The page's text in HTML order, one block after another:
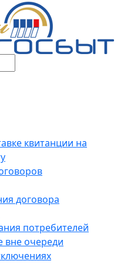
квитанции на
договора
потребителей
вне очереди